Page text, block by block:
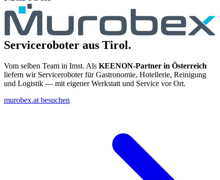
Serviceroboter aus Tirol.
Vom selben Team in Imst. Als KEENON-Partner in Österreich
liefern wir Serviceroboter für Gastronomie, Hotellerie, Reinigung
und Logistik — mit eigener Werkstatt und Service vor Ort.
murobex.at besuchen